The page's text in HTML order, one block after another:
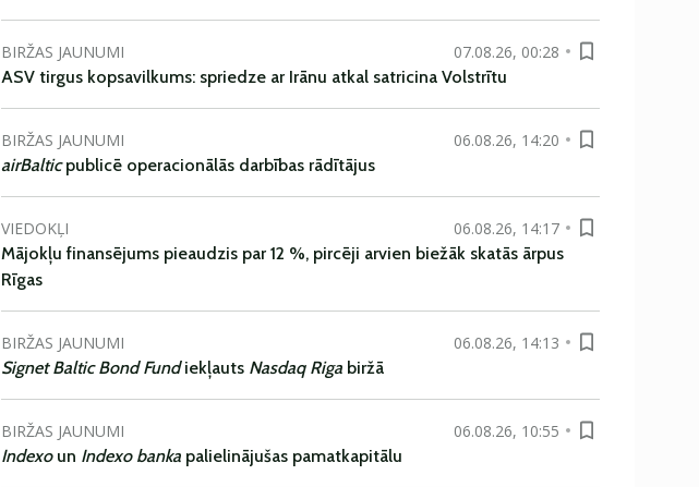
BIRŽAS JAUNUMI
07.08.26, 00:28
ASV tirgus kopsavilkums: spriedze ar Irānu atkal satricina Volstrītu
BIRŽAS JAUNUMI
06.08.26, 14:20
airBalticpublicē operacionālās darbības rādītājus
VIEDOKĻI
06.08.26, 14:17
Mājokļu finansējums pieaudzis par 12 %, pircēji arvien biežāk skatās ārpus
Rīgas
BIRŽAS JAUNUMI
06.08.26, 14:13
Signet Baltic Bond Fundiekļauts Nasdaq Riga biržā
BIRŽAS JAUNUMI
06.08.26, 10:55
Indexoun Indexo banka palielinājušas pamatkapitālu